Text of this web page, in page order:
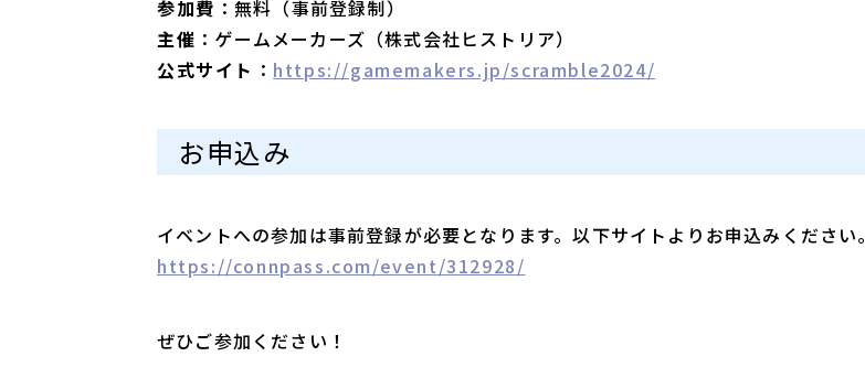
参加費 ：無料（事前登録制）
主催 ：ゲームメーカーズ（株式会社ヒストリア）
公式サイト ： https://gamemakers.jp/scramble2024/
お申込み
イベントへの参加は事前登録が必要となります。以下サイトよりお申込みください。
https://connpass.com/event/312928/
ぜひご参加ください！